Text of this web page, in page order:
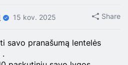
15 kov. 2025 Share
savo pranašumą lentelės
.